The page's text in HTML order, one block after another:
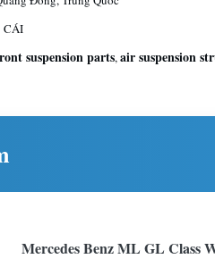
CÁI
suspension parts,air suspension
Mercedes Benz ML GL Class